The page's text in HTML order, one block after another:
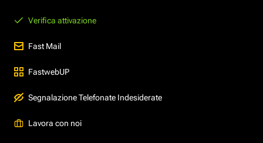
Verifica attivazione
Fast Mail
FastwebUP
Segnalazione Telefonate Indesiderate
Lavora con noi